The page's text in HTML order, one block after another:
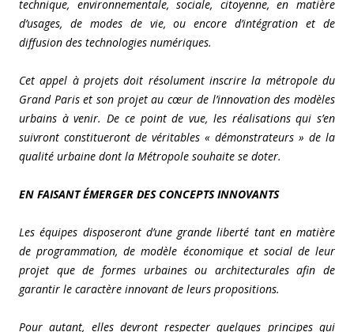
technique, environnementale, sociale, citoyenne, en matière
d’usages, de modes de vie, ou encore d’intégration et de
diffusion des technologies numériques.
Cet appel à projets doit résolument inscrire la métropole du
Grand Paris et son projet au cœur de l’innovation des modèles
urbains à venir. De ce point de vue, les réalisations qui s’en
suivront constitueront de véritables « démonstrateurs » de la
qualité urbaine dont la Métropole souhaite se doter.
EN FAISANT ÉMERGER DES CONCEPTS INNOVANTS
Les équipes disposeront d’une grande liberté tant en matière
de programmation, de modèle économique et social de leur
projet que de formes urbaines ou architecturales afin de
garantir le caractère innovant de leurs propositions.
Pour autant, elles devront respecter quelques principes qui